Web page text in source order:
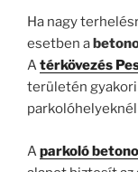
Ha nagy
esetben a
Atérkövezés
területén
Aparkoló